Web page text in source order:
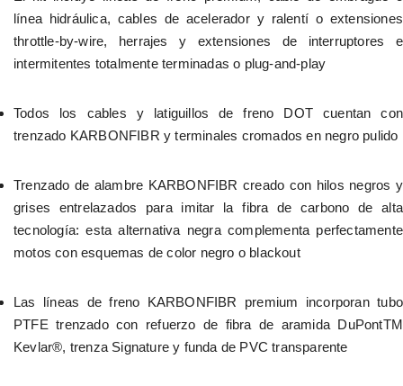
línea hidráulica, cables de acelerador y ralentí o extensiones
throttle-by-wire, herrajes y extensiones de interruptores e
intermitentes totalmente terminadas o plug-and-play
Todos los cables y latiguillos de freno DOT cuentan con
trenzado KARBONFIBR y terminales cromados en negro pulido
Trenzado de alambre KARBONFIBR creado con hilos negros y
grises entrelazados para imitar la fibra de carbono de alta
tecnología: esta alternativa negra complementa perfectamente
motos con esquemas de color negro o blackout
Las líneas de freno KARBONFIBR premium incorporan tubo
PTFE trenzado con refuerzo de fibra de aramida DuPontTM
Kevlar®, trenza Signature y funda de PVC transparente